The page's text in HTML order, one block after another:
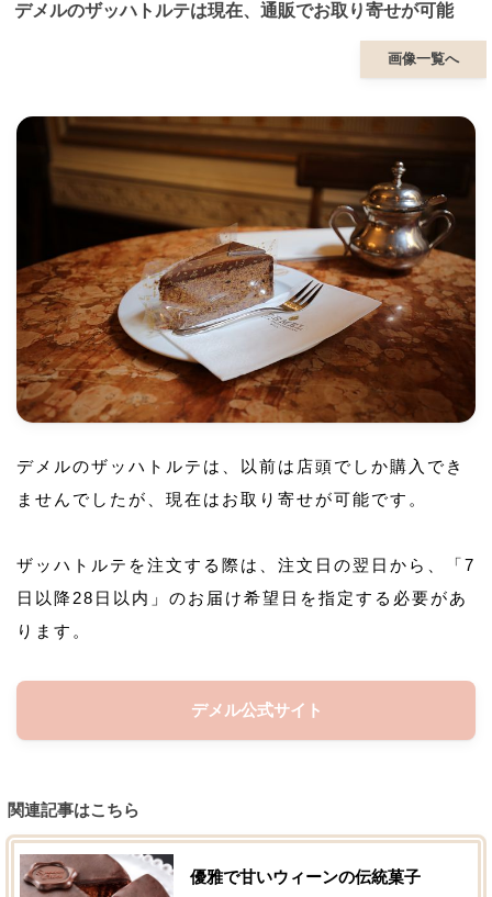
デメルのザッハトルテは現在、通販でお取り寄せが可能
画像一覧へ
デメルのザッハトルテは、以前は店頭でしか購入でき
ませんでしたが、現在はお取り寄せが可能です。
ザッハトルテを注文する際は、注文日の翌日から、「7
日以降28日以内」のお届け希望日を指定する必要があ
ります。
デメル公式サイト
関連記事はこちら
優雅で甘いウィーンの伝統菓子